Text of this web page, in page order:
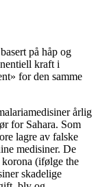
på håp og
kraft i
for den samme
årlig
for Sahara. Som
lagre av falske
medisiner. De
(ifølge the
skadelige